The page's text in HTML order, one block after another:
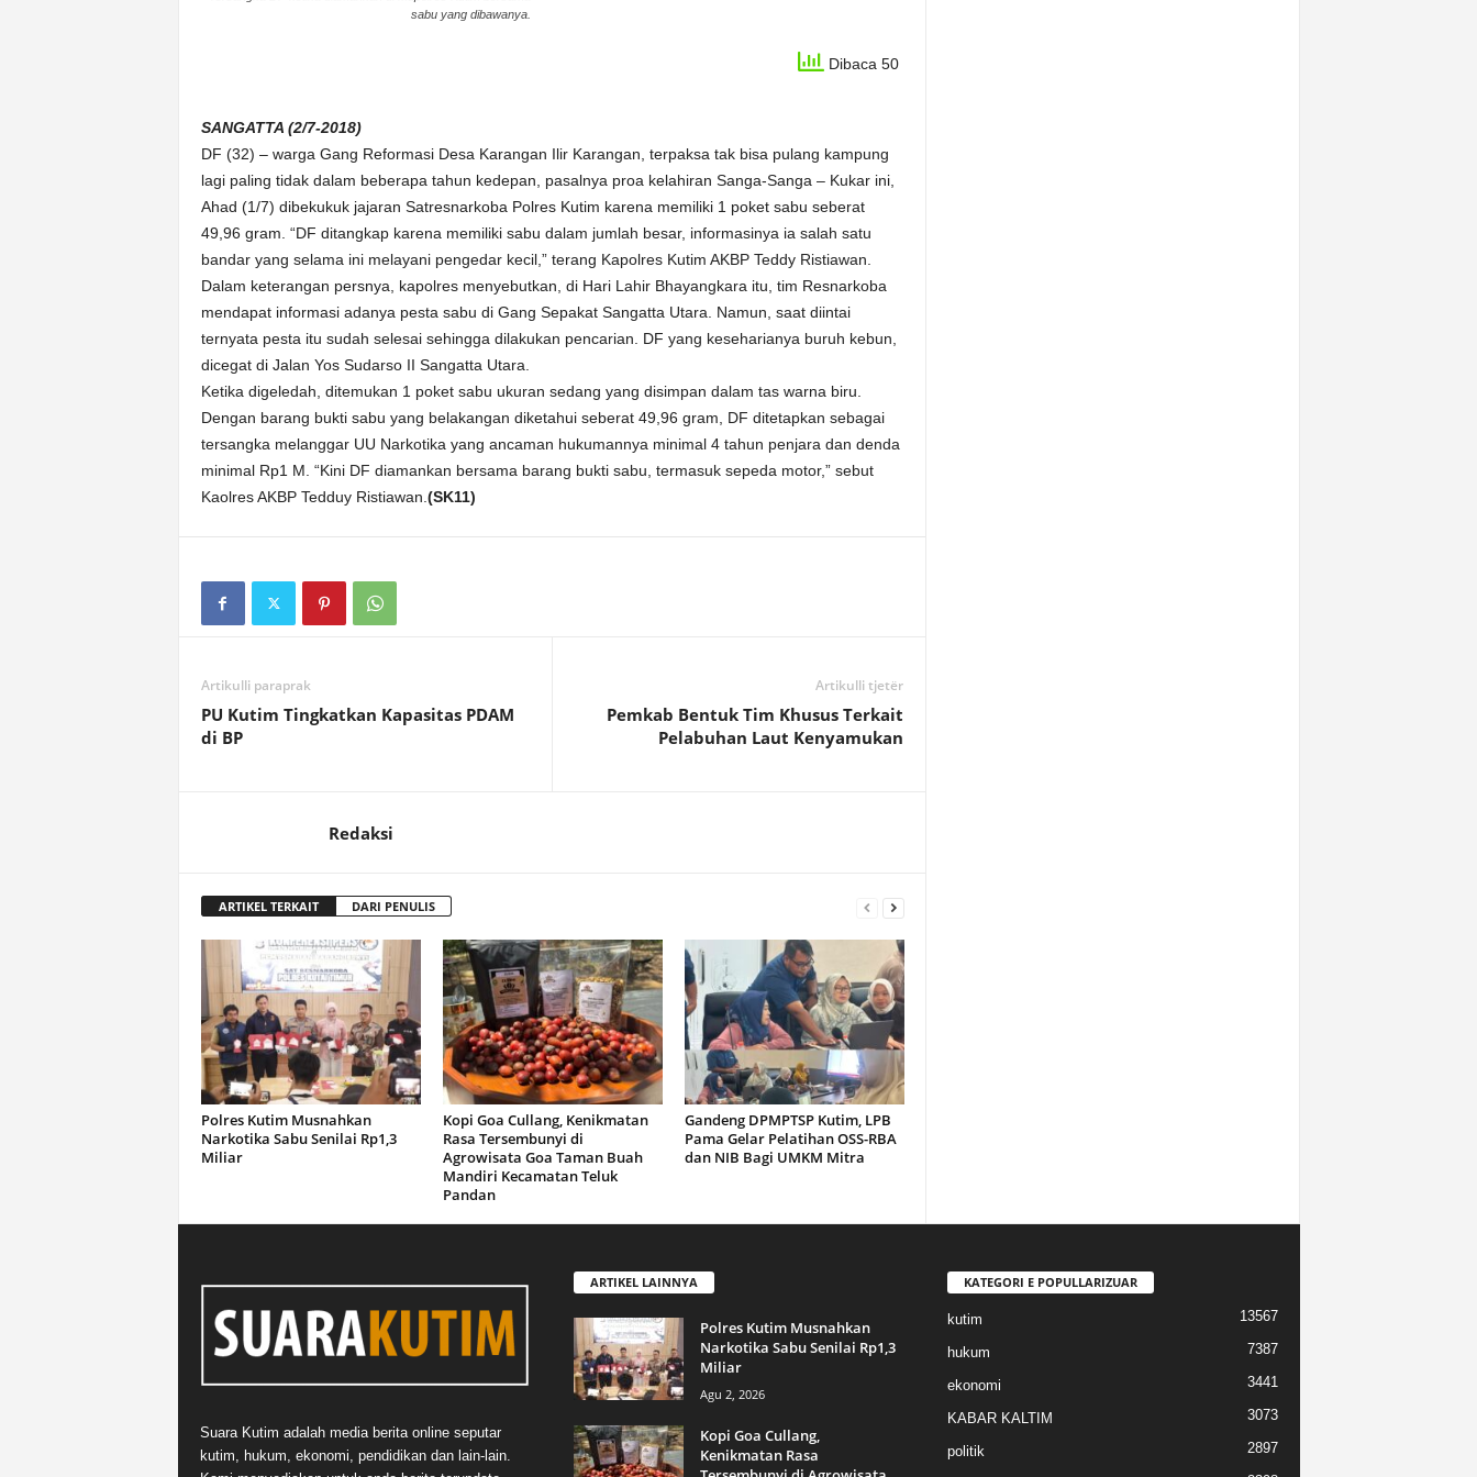
sabu yang dibawanya.
Dibaca 50
SANGATTA (2/7-2018)
DF (32) – warga Gang Reformasi Desa Karangan Ilir Karangan, terpaksa tak bisa pulang kampung
lagi paling tidak dalam beberapa tahun kedepan, pasalnya proa kelahiran Sanga-Sanga – Kukar ini,
Ahad (1/7) dibekukuk jajaran Satresnarkoba Polres Kutim karena memiliki 1 poket sabu seberat
49,96 gram. “DF ditangkap karena memiliki sabu dalam jumlah besar, informasinya ia salah satu
bandar yang selama ini melayani pengedar kecil,” terang Kapolres Kutim AKBP Teddy Ristiawan.
Dalam keterangan persnya, kapolres menyebutkan, di Hari Lahir Bhayangkara itu, tim Resnarkoba
mendapat informasi adanya pesta sabu di Gang Sepakat Sangatta Utara. Namun, saat diintai
ternyata pesta itu sudah selesai sehingga dilakukan pencarian. DF yang keseharianya buruh kebun,
dicegat di Jalan Yos Sudarso II Sangatta Utara.
Ketika digeledah, ditemukan 1 poket sabu ukuran sedang yang disimpan dalam tas warna biru.
Dengan barang bukti sabu yang belakangan diketahui seberat 49,96 gram, DF ditetapkan sebagai
tersangka melanggar UU Narkotika yang ancaman hukumannya minimal 4 tahun penjara dan denda
minimal Rp1 M. “Kini DF diamankan bersama barang bukti sabu, termasuk sepeda motor,” sebut
Kaolres AKBP Tedduy Ristiawan. (SK11)
Artikulli paraprak
PU Kutim Tingkatkan Kapasitas PDAM
di BP
Artikulli tjetër
Pemkab Bentuk Tim Khusus Terkait
Pelabuhan Laut Kenyamukan
Redaksi
ARTIKEL TERKAIT DARI PENULIS
Polres Kutim Musnahkan
Narkotika Sabu Senilai Rp1,3
Miliar
Kopi Goa Cullang, Kenikmatan
Rasa Tersembunyi di
Agrowisata Goa Taman Buah
Mandiri Kecamatan Teluk
Pandan
Gandeng DPMPTSP Kutim, LPB
Pama Gelar Pelatihan OSS-RBA
dan NIB Bagi UMKM Mitra
Suara Kutim adalah media berita online seputar
kutim, hukum, ekonomi, pendidikan dan lain-lain.
ARTIKEL LAINNYA
Polres Kutim Musnahkan
Narkotika Sabu Senilai Rp1,3
Miliar
Agu 2, 2026
Kopi Goa Cullang,
Kenikmatan Rasa
KATEGORI E POPULLARIZUAR
kutim 13567
hukum 7387
ekonomi 3441
KABAR KALTIM 3073
politik 2897